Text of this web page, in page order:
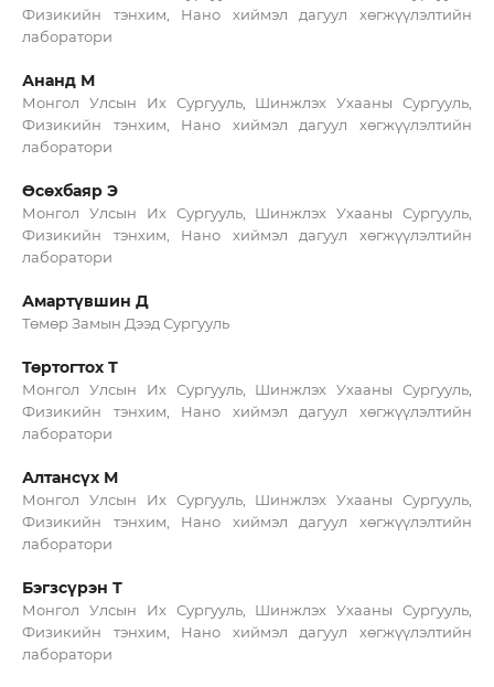
Физикийн тэнхим, Нано хиймэл дагуул хөгжүүлэлтийн
лаборатори
Ананд М
Монгол Улсын Их Сургууль, Шинжлэх Ухааны Сургууль,
Физикийн тэнхим, Нано хиймэл дагуул хөгжүүлэлтийн
лаборатори
Өсөхбаяр Э
Монгол Улсын Их Сургууль, Шинжлэх Ухааны Сургууль,
Физикийн тэнхим, Нано хиймэл дагуул хөгжүүлэлтийн
лаборатори
Амартүвшин Д
Төмөр Замын Дээд Сургууль
Төртогтох Т
Монгол Улсын Их Сургууль, Шинжлэх Ухааны Сургууль,
Физикийн тэнхим, Нано хиймэл дагуул хөгжүүлэлтийн
лаборатори
Алтансүх М
Монгол Улсын Их Сургууль, Шинжлэх Ухааны Сургууль,
Физикийн тэнхим, Нано хиймэл дагуул хөгжүүлэлтийн
лаборатори
Бэгзсүрэн Т
Монгол Улсын Их Сургууль, Шинжлэх Ухааны Сургууль,
Физикийн тэнхим, Нано хиймэл дагуул хөгжүүлэлтийн
лаборатори